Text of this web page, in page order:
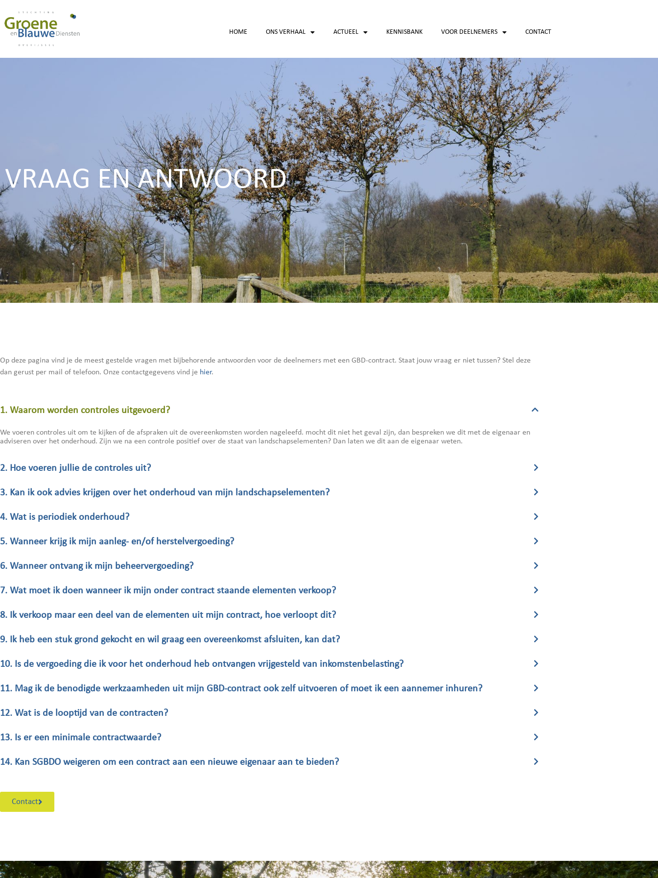
HOME ONS VERHAAL ACTUEEL KENNISBANK VOOR DEELNEMERS CONTACT
VRAAG EN ANTWOORD
Op deze pagina vind je de meest gestelde vragen met bijbehorende antwoorden voor de deelnemers met een GBD-contract. Staat jouw vraag er niet tussen? Stel deze
dan gerust per mail of telefoon. Onze contactgegevens vind je hier.
1. Waarom worden controles uitgevoerd?
We voeren controles uit om te kijken of de afspraken uit de overeenkomsten worden nageleefd. mocht dit niet het geval zijn, dan bespreken we dit met de eigenaar en
adviseren over het onderhoud. Zijn we na een controle positief over de staat van landschapselementen? Dan laten we dit aan de eigenaar weten.
2. Hoe voeren jullie de controles uit?
3. Kan ik ook advies krijgen over het onderhoud van mijn landschapselementen?
4. Wat is periodiek onderhoud?
5. Wanneer krijg ik mijn aanleg- en/of herstelvergoeding?
6. Wanneer ontvang ik mijn beheervergoeding?
7. Wat moet ik doen wanneer ik mijn onder contract staande elementen verkoop?
8. Ik verkoop maar een deel van de elementen uit mijn contract, hoe verloopt dit?
9. Ik heb een stuk grond gekocht en wil graag een overeenkomst afsluiten, kan dat?
10. Is de vergoeding die ik voor het onderhoud heb ontvangen vrijgesteld van inkomstenbelasting?
11. Mag ik de benodigde werkzaamheden uit mijn GBD-contract ook zelf uitvoeren of moet ik een aannemer inhuren?
12. Wat is de looptijd van de contracten?
13. Is er een minimale contractwaarde?
14. Kan SGBDO weigeren om een contract aan een nieuwe eigenaar aan te bieden?
Contact